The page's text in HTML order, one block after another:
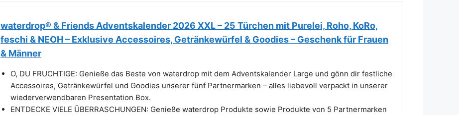
waterdrop® & Friends Adventskalender 2026 XXL – 25 Türchen mit Purelei, Roho, KoRo,
feschi & NEOH – Exklusive Accessoires, Getränkewürfel & Goodies – Geschenk für Frauen
& Männer
O, DU FRUCHTIGE: Genieße das Beste von waterdrop mit dem Adventskalender Large und gönn dir festliche
Accessoires, Getränkewürfel und Goodies unserer fünf Partnermarken – alles liebevoll verpackt in unserer
wiederverwendbaren Presentation Box.
ENTDECKE VIELE ÜBERRASCHUNGEN: Genieße waterdrop Produkte sowie Produkte von 5 Partnermarken